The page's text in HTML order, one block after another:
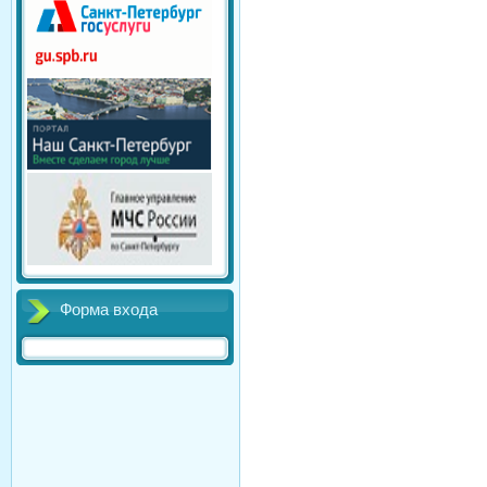
Форма входа